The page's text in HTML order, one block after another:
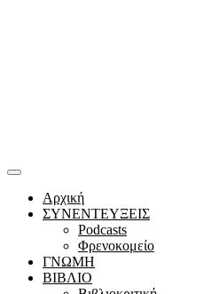
Αρχική
ΣΥΝΕΝΤΕΥΞΕΙΣ
Podcasts
Φρενοκομείο
ΓΝΩΜΗ
ΒΙΒΛΙΟ